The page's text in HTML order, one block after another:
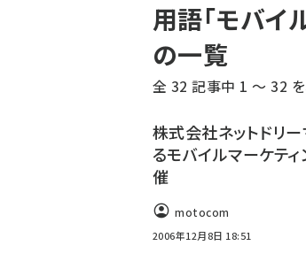
ン
く
ず
用語「モバイ
の一覧
全 32 記事中 1 ～ 32
株式会社ネットドリ
るモバイルマーケティ
催
motocom
2006年12月8日 18:51